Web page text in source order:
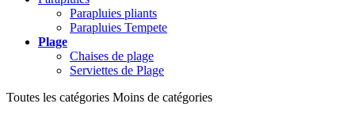
Parapluies pliants
Parapluies Tempete
Plage
Chaises de plage
Serviettes de Plage
Toutes les catégories Moins de catégories